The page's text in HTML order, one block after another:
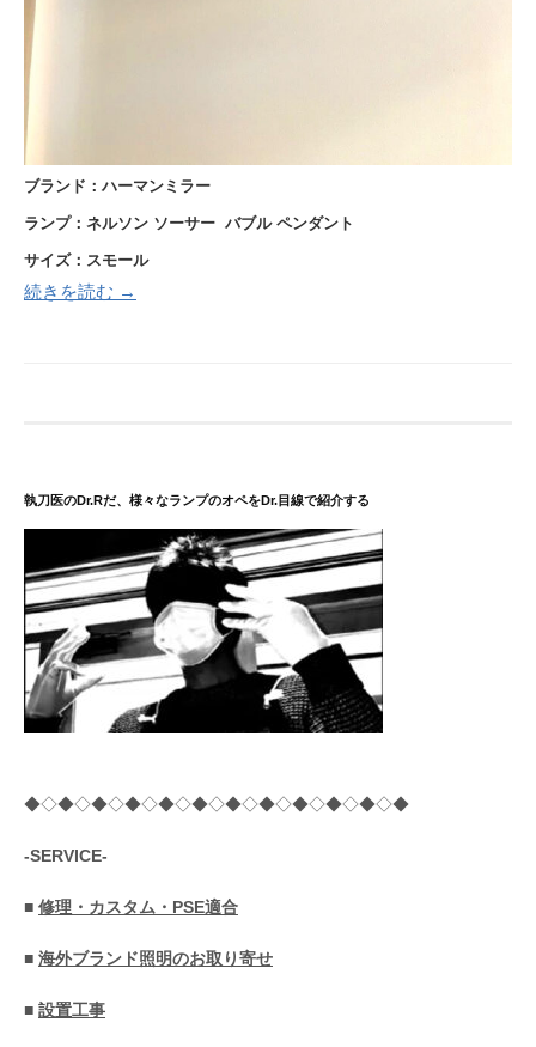
ブランド ：ハーマンミラー
ランプ：ネルソン ソーサー バブル ペンダント
サイズ：スモール
続きを読む →
執刀医のDr.Rだ、様々なランプのオペをDr.目線で紹介する
◆◇◆◇◆◇◆◇◆◇◆◇◆◇◆◇◆◇◆◇◆◇◆
-SERVICE-
■ 修理・カスタム・PSE適合
■ 海外ブランド照明のお取り寄せ
■ 設置工事